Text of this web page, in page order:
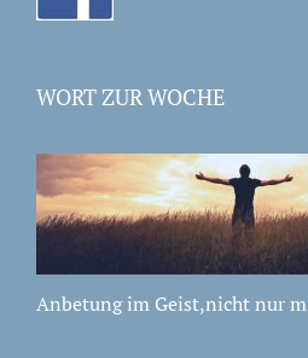
WORT ZUR WOCHE
Anbetung im Geist,nicht nur